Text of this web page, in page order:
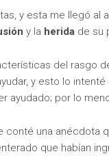
y esta me llegó al
y la herida de su
del rasgo
y esto lo
ayudado; por lo
conté una anécdota
que habían